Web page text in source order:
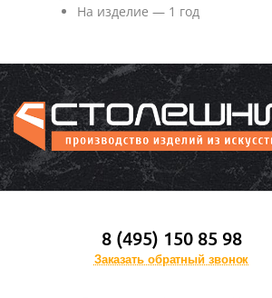
На изделие — 1 год
8 (495) 150 85 98
Заказать обратный звонок